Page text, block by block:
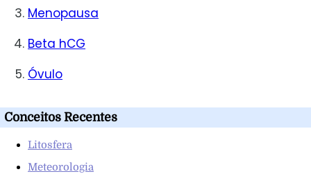
Menopausa
Beta hCG
Óvulo
Conceitos Recentes
Litosfera
Meteorologia